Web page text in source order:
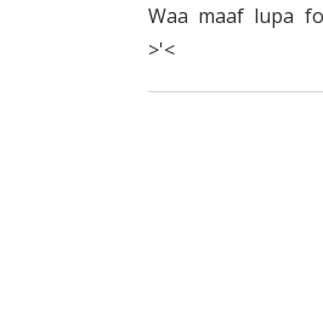
Waa maaf lupa
>'<